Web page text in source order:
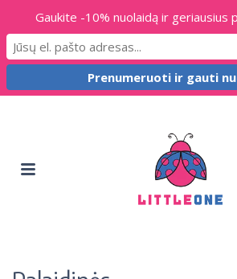
Gaukite -10% nuolaidą ir geriausius